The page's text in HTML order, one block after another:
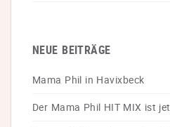
NEUE BEITRÄGE
Mama Phil in Havixbeck
Der Mama Phil HIT MIX ist